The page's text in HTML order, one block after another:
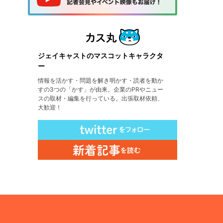
ジェイキャストのマスコットキャラクタ
ー
情報を活かす・問題を解き明かす・読者を動か
すの3つの「かす」が由来。企業のPRやニュー
スの取材・編集を行っている。出張取材依頼、
大歓迎！